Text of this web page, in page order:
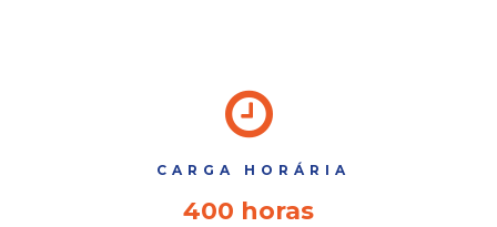
CARGA HORÁRIA
400 horas